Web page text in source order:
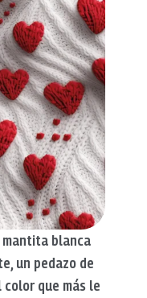
mantita blanca
un pedazo de
que más le